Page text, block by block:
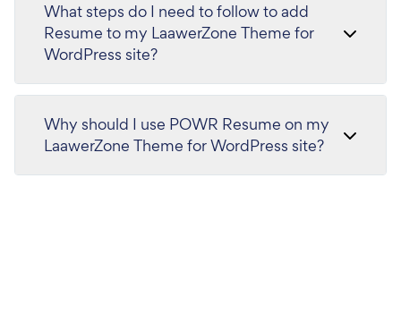
What steps do I need to follow to add
Resume to my LaawerZone Theme for
WordPress site?
Why should I use POWR Resume on my
LaawerZone Theme for WordPress site?